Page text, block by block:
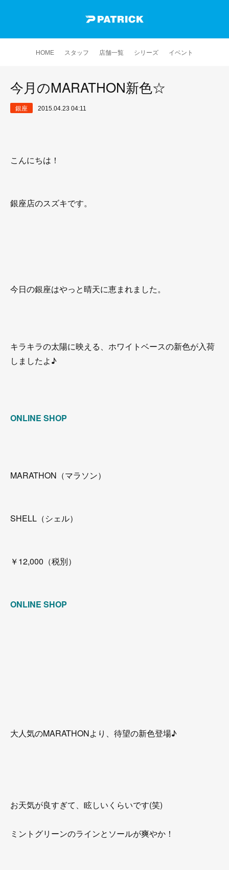
HOME スタッフ 店舗一覧 シリーズ イベント
今月のMARATHON新色☆
銀座 2015.04.23 04:11
こんにちは！
銀座店のスズキです。
今日の銀座はやっと晴天に恵まれました。
キラキラの太陽に映える、ホワイトベースの新色が入荷
しましたよ♪
ONLINE SHOP
MARATHON（マラソン）
SHELL（シェル）
￥12,000（税別）
ONLINE SHOP
大人気のMARATHONより、待望の新色登場♪
お天気が良すぎて、眩しいくらいです(笑)
ミントグリーンのラインとソールが爽やか！